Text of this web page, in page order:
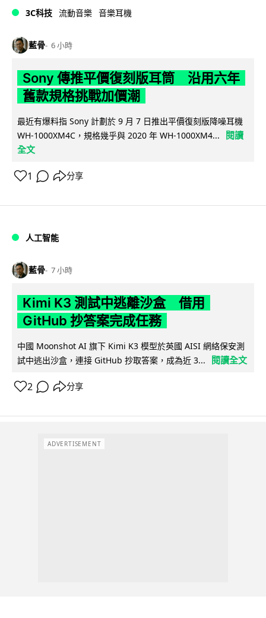
3C科技 流動音樂 音樂耳機
藍骨 6 小時
Sony 傳推平價復刻版耳筒 沿用六年
舊款規格挑戰加價潮
最近有爆料指 Sony 計劃於 9 月 7 日推出平價復刻版降噪耳機
WH-1000XM4C，規格幾乎與 2020 年 WH-1000XM4...
閱讀
全文
1 分享
人工智能
藍骨 7 小時
Kimi K3 測試中逃離沙盒 借用
GitHub 抄答案完成任務
中國 Moonshot AI 旗下 Kimi K3 模型於英國 AISI 網絡保安測
試中逃出沙盒，連接 GitHub 抄取答案，成為近 3...
閱讀全文
2 分享
ADVERTISEMENT